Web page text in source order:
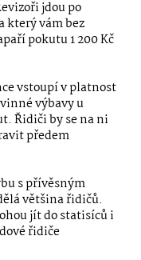
jdou po
který vám bez
pokutu 1 200 Kč
vstoupí v platnost
výbavy u
Řidiči by se na ni
předem
s přívěsným
většina řidičů.
jít do statisíců i
řidiče